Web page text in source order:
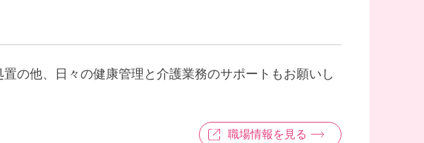
の他、日々の健康管理と介護業務のサポートもお願いし
職場情報を見る